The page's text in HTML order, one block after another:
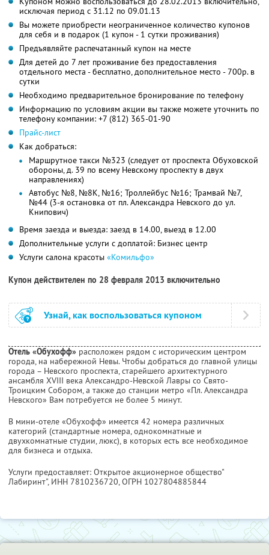
исключая период с 31.12 по 09.01.13
Вы можете приобрести неограниченное количество купонов
для себя и в подарок (1 купон - 1 сутки проживания)
Предъявляйте распечатанный купон на месте
Для детей до 7 лет проживание без предоставления
отдельного места - бесплатно, дополнительное место - 700р. в
сутки
Необходимо предварительное бронирование по телефону
Информацию по условиям акции вы также можете уточнить по
телефону компании: +7 (812) 365-01-90
Прайс-лист
Как добраться:
Маршрутное такси №323 (следует от проспекта Обуховской
обороны, д. 39 по всему Невскому проспекту в двух
направлениях)
Автобус №8, №8К, №16; Троллейбус №16; Трамвай №7,
№44 (3-я остановка от пл. Александра Невского до ул.
Книпович)
Время заезда и выезда: заезд в 14.00, выезд в 12.00
Дополнительные услуги с доплатой: Бизнес центр
Услуги салона красоты «Комильфо»
Купон действителен по 28 февраля 2013 включительно
Узнай, как воспользоваться купоном
Отель «Обухофф» расположен рядом с историческим центром
города, на набережной Невы. Чтобы добраться до главной улицы
города – Невского проспекта, старейшего архитектурного
ансамбля XVIII века Александро-Невской Лавры со Свято-
Троицким Собором, а также до станции метро «Пл. Александра
Невского» Вам потребуется не более 5 минут.
В мини-отеле «Обухофф» имеется 42 номера различных
категорий (стандартные номера, однокомнатные и
двухкомнатные студии, люкс), в которых есть все необходимое
для бизнеса и отдыха.
Услуги предоставляет: Открытое акционерное общество"
Лабиринт", ИНН 7810236720, ОГРН 1027804885844